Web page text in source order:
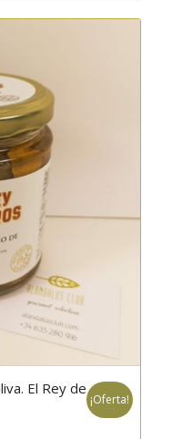
El Rey de
¡Oferta!